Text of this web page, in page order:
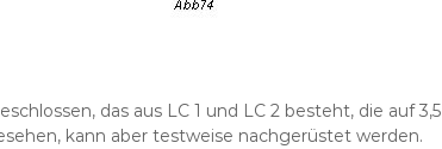
das aus LC 1 und LC 2 besteht, die auf 3,5
kann aber testweise nachgerüstet werden.